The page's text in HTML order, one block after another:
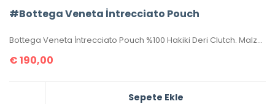
#Bottega Veneta İntrecciato Pouch
Bottega Veneta İntrecciato Pouch %100 Hakiki Deri Clutch. Malzemesi el örgüsü, hakiki kuzu derisidir. Ölçüsü 20×15 cm dir. Kutulu, toz torbalı, sertifikalıdır.
€190,00
Sepete Ekle